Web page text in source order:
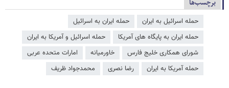
برچسب‌ها
حمله اسرائیل به ایران
حمله ایران به اسرائیل
حمله ایران به پایگاه های آمریکا
حمله اسرائیل و آمریکا به ایران
شورای همکاری خلیج فارس
خاورمیانه
امارات متحده عربی
حمله آمریکا به ایران
رضا نصری محمدجواد ظریف